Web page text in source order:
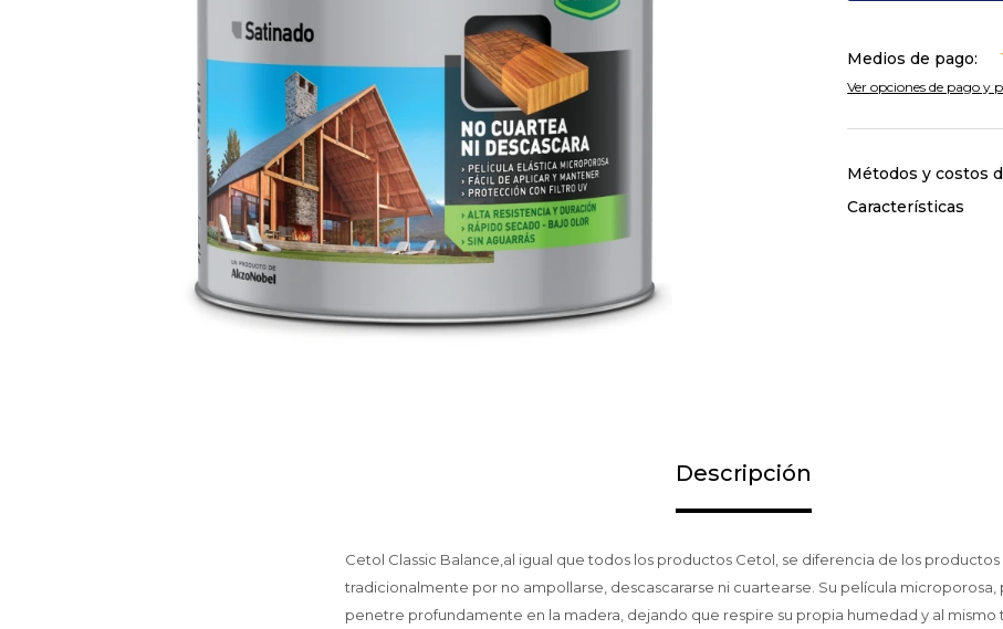
Medios de pago:
Ver opciones de pago y
Métodos y costos
Características
Descripción
Cetol Classic Balance,al igual que todos los productos Cetol, se diferencia de los
tradicionalmente por no ampollarse, descascararse ni cuartearse. Su película
penetre profundamente en la madera, dejando que respire su propia humedad y al